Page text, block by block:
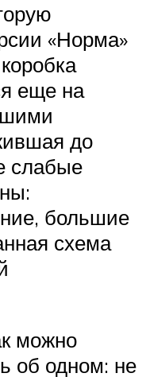
«Норма»
еще на
до
слабые
большие
схема
можно
об одном: не